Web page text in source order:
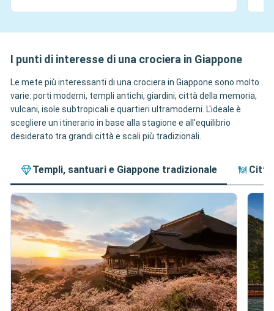
I punti di interesse di una crociera in Giappone
Le mete più interessanti di una crociera in Giappone sono molto
varie: porti moderni, templi antichi, giardini, città della memoria,
vulcani, isole subtropicali e quartieri ultramoderni. L'ideale è
scegliere un itinerario in base alla stagione e all'equilibrio
desiderato tra grandi città e scali più tradizionali.
Templi, santuari e Giappone tradizionale